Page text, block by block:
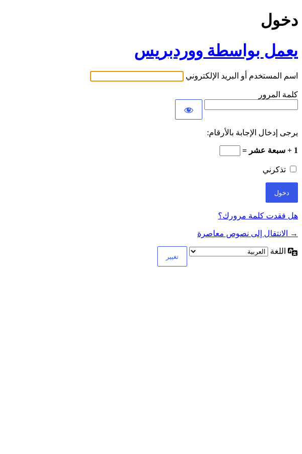
دخول
يعمل بواسطة ووردبريس
اسم المستخدم أو البريد الإلكتروني
كلمة المرور
يرجى إدخال الإجابة بالأرقام:
1 + سبعة عشر =
تذكرني
هل فقدت كلمة مرورك؟
→ الانتقال إلى نصوص معاصرة
اللغة